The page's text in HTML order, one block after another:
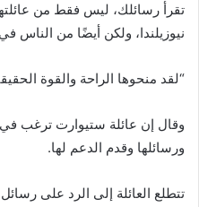
تقرأ رسائلك، ليس فقط من
نيوزيلندا، ولكن أيضًا من الناس
“لقد منحوها الراحة والقوة
وقال إن عائلة ستيوارت ترغب
ورسائلها وقدم الدعم لها.
تتطلع العائلة إلى الرد على